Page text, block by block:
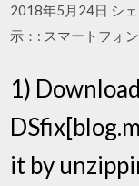
2018年5月24日 シェ
示：: スマートフォ
1)
it by